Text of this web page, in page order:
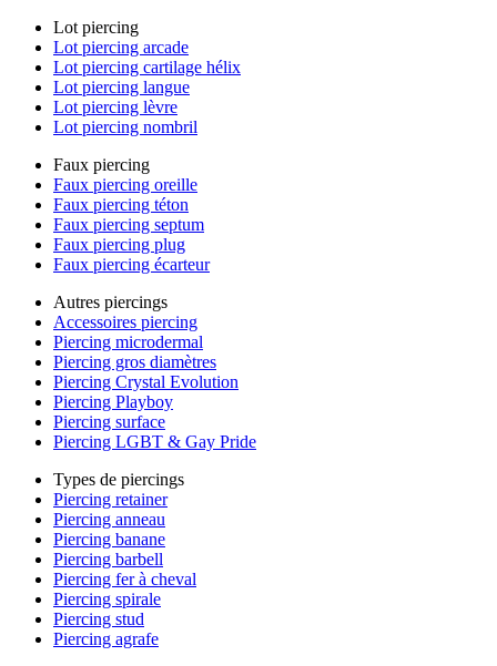
Lot piercing
Lot piercing arcade
Lot piercing cartilage hélix
Lot piercing langue
Lot piercing lèvre
Lot piercing nombril
Faux piercing
Faux piercing oreille
Faux piercing téton
Faux piercing septum
Faux piercing plug
Faux piercing écarteur
Autres piercings
Accessoires piercing
Piercing microdermal
Piercing gros diamètres
Piercing Crystal Evolution
Piercing Playboy
Piercing surface
Piercing LGBT & Gay Pride
Types de piercings
Piercing retainer
Piercing anneau
Piercing banane
Piercing barbell
Piercing fer à cheval
Piercing spirale
Piercing stud
Piercing agrafe